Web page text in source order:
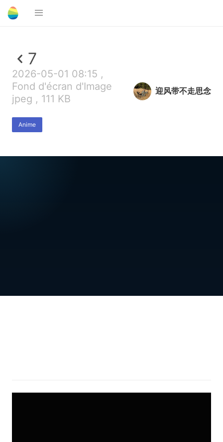
7
2026-05-01 08:15 ,
Fond d'écran d'Image
jpeg , 111 KB
Anime
迎风带不走思念